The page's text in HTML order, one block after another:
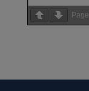
Page